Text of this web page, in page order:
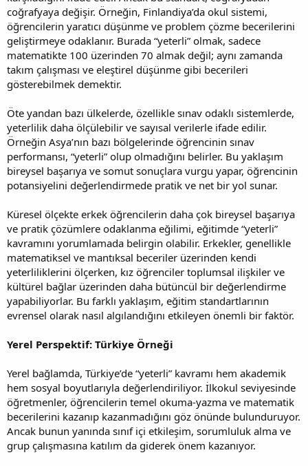
coğrafyaya değişir. Örneğin, Finlandiya’da okul sistemi,
öğrencilerin yaratıcı düşünme ve problem çözme becerilerini
geliştirmeye odaklanır. Burada “yeterli” olmak, sadece
matematikte 100 üzerinden 70 almak değil; aynı zamanda
takım çalışması ve eleştirel düşünme gibi becerileri
gösterebilmek demektir.
Öte yandan bazı ülkelerde, özellikle sınav odaklı sistemlerde,
yeterlilik daha ölçülebilir ve sayısal verilerle ifade edilir.
Örneğin Asya’nın bazı bölgelerinde öğrencinin sınav
performansı, “yeterli” olup olmadığını belirler. Bu yaklaşım
bireysel başarıya ve somut sonuçlara vurgu yapar, öğrencinin
potansiyelini değerlendirmede pratik ve net bir yol sunar.
Küresel ölçekte erkek öğrencilerin daha çok bireysel başarıya
ve pratik çözümlere odaklanma eğilimi, eğitimde “yeterli”
kavramını yorumlamada belirgin olabilir. Erkekler, genellikle
matematiksel ve mantıksal beceriler üzerinden kendi
yeterliliklerini ölçerken, kız öğrenciler toplumsal ilişkiler ve
kültürel bağlar üzerinden daha bütüncül bir değerlendirme
yapabiliyorlar. Bu farklı yaklaşım, eğitim standartlarının
evrensel olarak nasıl algılandığını etkileyen önemli bir faktör.
Yerel Perspektif: Türkiye Örneği
Yerel bağlamda, Türkiye’de “yeterli” kavramı hem akademik
hem sosyal boyutlarıyla değerlendiriliyor. İlkokul seviyesinde
öğretmenler, öğrencilerin temel okuma-yazma ve matematik
becerilerini kazanıp kazanmadığını göz önünde bulunduruyor.
Ancak bunun yanında sınıf içi etkileşim, sorumluluk alma ve
grup çalışmasına katılım da giderek önem kazanıyor.